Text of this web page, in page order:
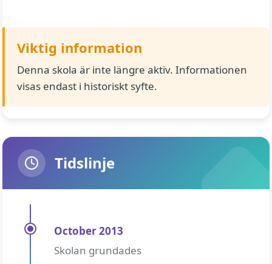
Viktig information
Denna skola är inte längre aktiv. Informationen
visas endast i historiskt syfte.
Tidslinje
October 2013
Skolan grundades